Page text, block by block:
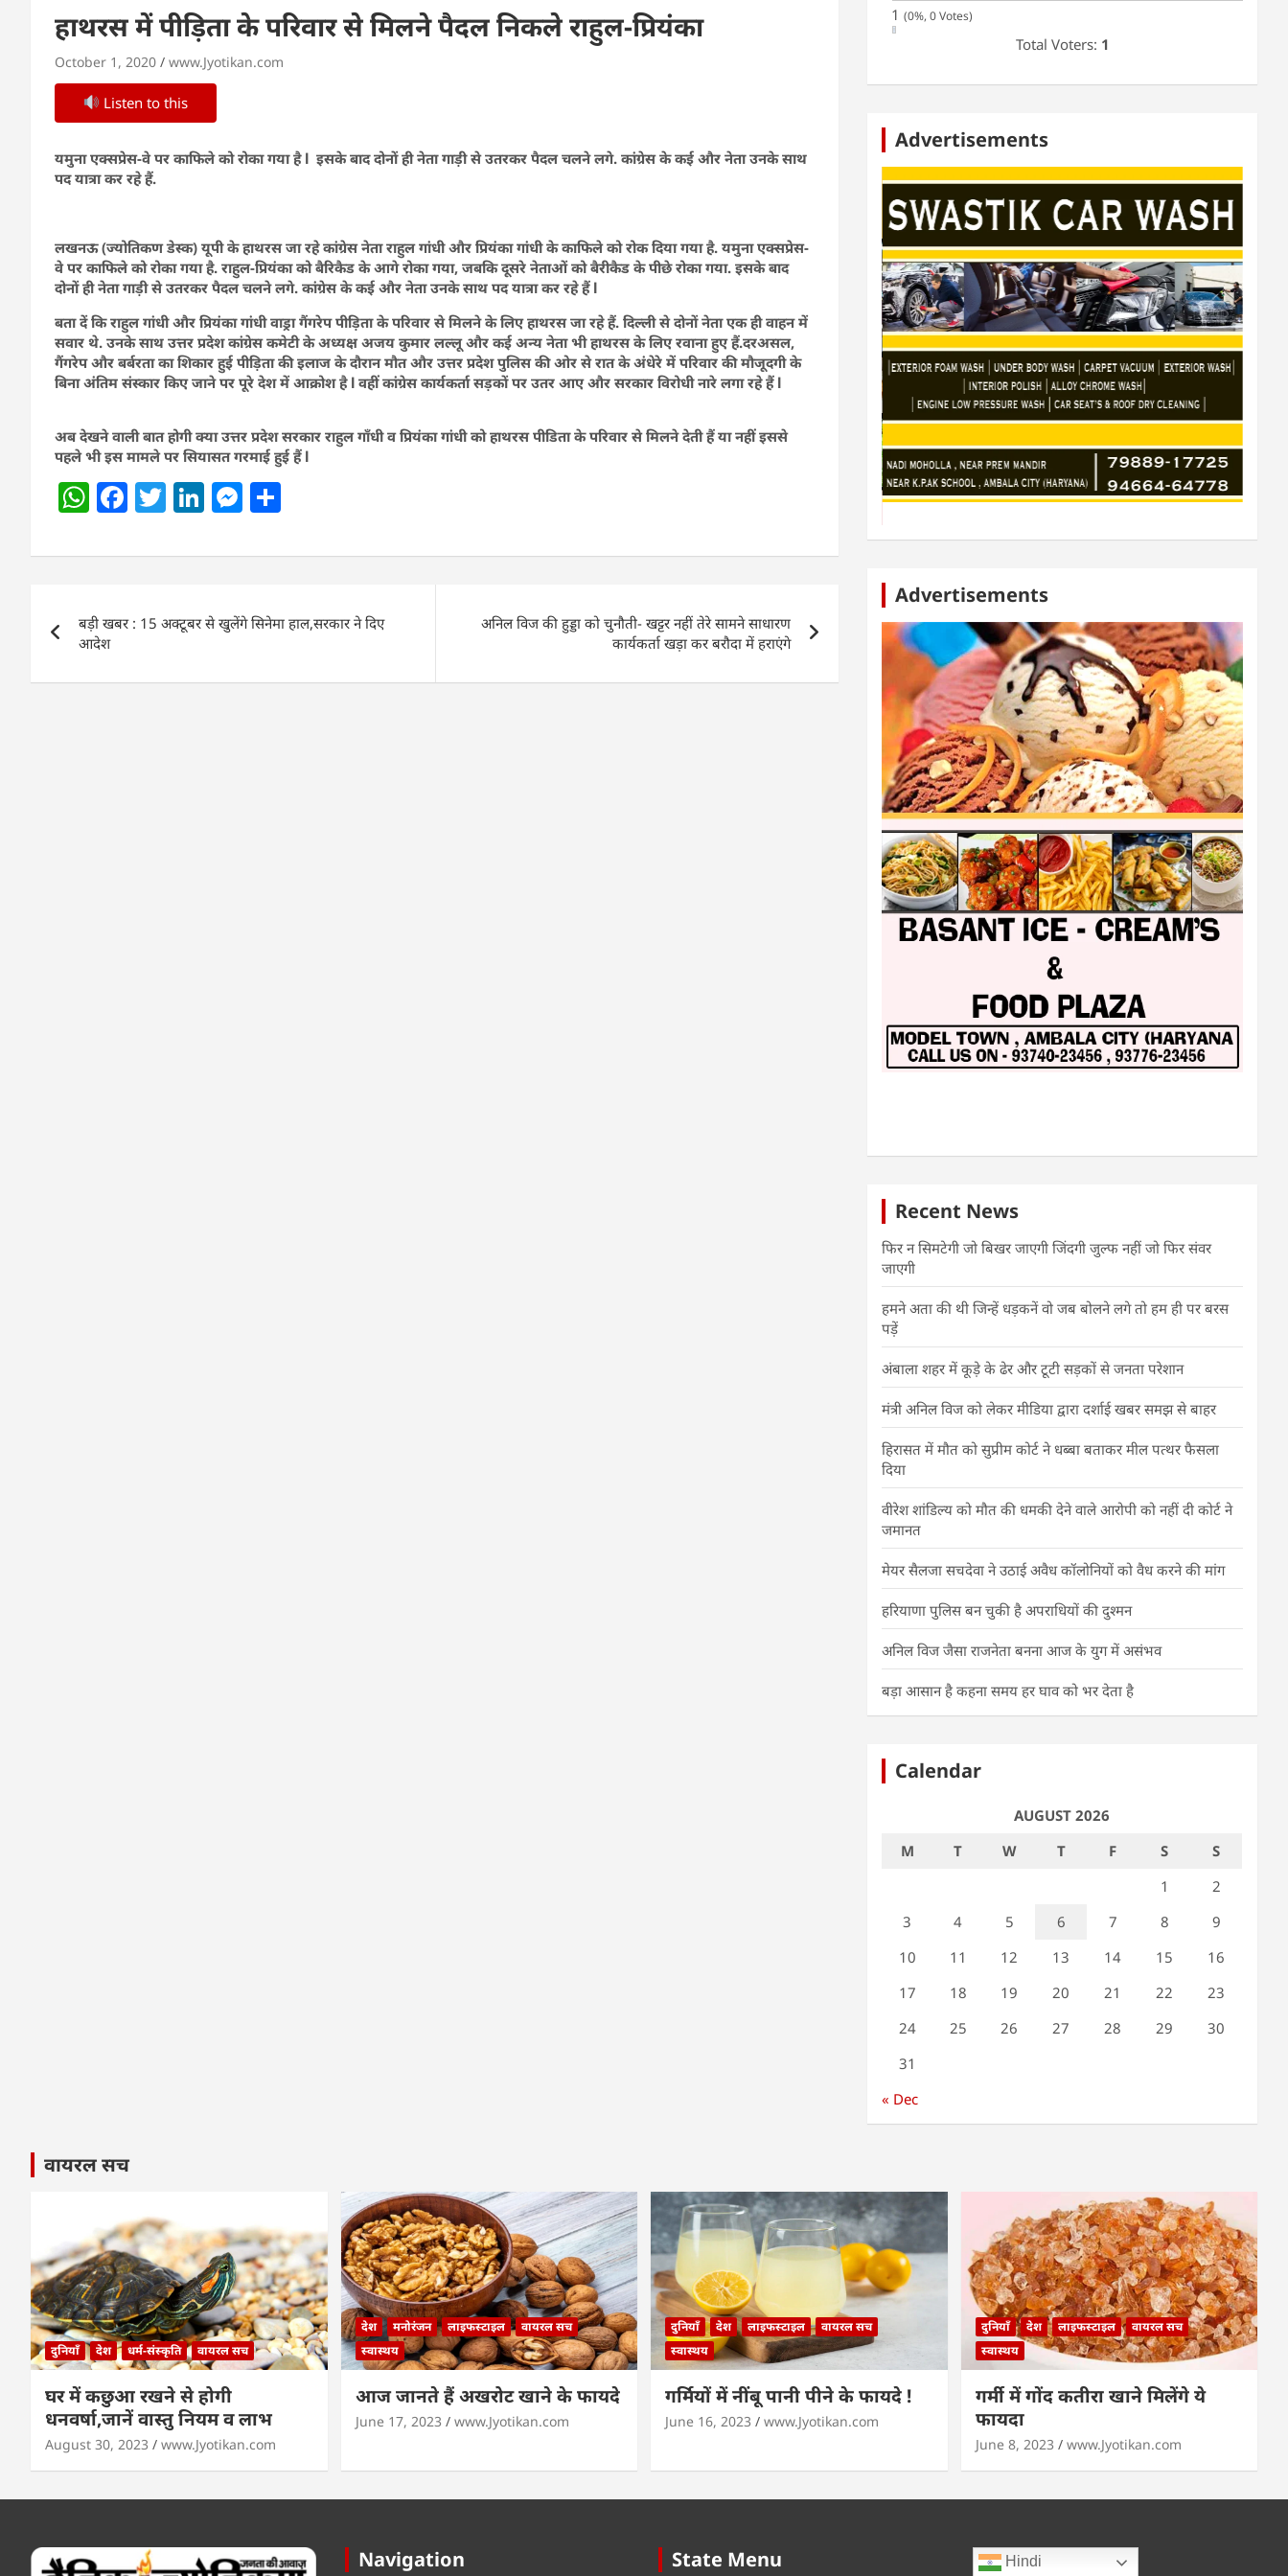
हाथरस में पीड़िता के परिवार से मिलने पैदल निकले राहुल-प्रियंका
October 1, 2020 www.Jyotikan.com
Listen to this
यमुना एक्सप्रेस-वे पर काफिले को रोका गया है l इसके बाद दोनों ही नेता गाड़ी से उतरकर पैदल चलने लगे. कांग्रेस के कई और नेता उनके साथ
पद यात्रा कर रहे हैं.
लखनऊ (ज्योतिकण डेस्क) यूपी के हाथरस जा रहे कांग्रेस नेता राहुल गांधी और प्रियंका गांधी के काफिले को रोक दिया गया है. यमुना एक्सप्रेस-
वे पर काफिले को रोका गया है. राहुल-प्रियंका को बैरिकैड के आगे रोका गया, जबकि दूसरे नेताओं को बैरीकैड के पीछे रोका गया. इसके बाद
दोनों ही नेता गाड़ी से उतरकर पैदल चलने लगे. कांग्रेस के कई और नेता उनके साथ पद यात्रा कर रहे हैं l
बता दें कि राहुल गांधी और प्रियंका गांधी वाड्रा गैंगरेप पीड़िता के परिवार से मिलने के लिए हाथरस जा रहे हैं. दिल्ली से दोनों नेता एक ही वाहन में
सवार थे. उनके साथ उत्तर प्रदेश कांग्रेस कमेटी के अध्यक्ष अजय कुमार लल्लू और कई अन्य नेता भी हाथरस के लिए रवाना हुए हैं.दरअसल,
गैंगरेप और बर्बरता का शिकार हुई पीड़िता की इलाज के दौरान मौत और उत्तर प्रदेश पुलिस की ओर से रात के अंधेरे में परिवार की मौजूदगी के
बिना अंतिम संस्कार किए जाने पर पूरे देश में आक्रोश है l वहीं कांग्रेस कार्यकर्ता सड़कों पर उतर आए और सरकार विरोधी नारे लगा रहे हैं l
अब देखने वाली बात होगी क्या उत्तर प्रदेश सरकार राहुल गाँधी व प्रियंका गांधी को हाथरस पीडिता के परिवार से मिलने देती हैं या नहीं इससे
पहले भी इस मामले पर सियासत गरमाई हुई हैं l
W
at
A
p
p
F
c
b
o
T
itt
Li
k
dI
M
ss
n
er
ar
navigation
बड़ी खबर : 15 अक्टूबर से खुलेंगे सिनेमा हाल,सरकार ने दिए
आदेश
अनिल विज की हुड्डा को चुनौती- खट्टर नहीं तेरे सामने साधारण
कार्यकर्ता खड़ा कर बरौदा में हराएंगे
1(0%, 0 Votes)
Total Voters: 1
Advertisements
Advertisements
Recent News
फिर न सिमटेगी जो बिखर जाएगी जिंदगी जुल्फ नहीं जो फिर संवर
जाएगी
हमने अता की थी जिन्हें धड़कनें वो जब बोलने लगे तो हम ही पर बरस
पड़ें
अंबाला शहर में कूड़े के ढेर और टूटी सड़कों से जनता परेशान
मंत्री अनिल विज को लेकर मीडिया द्वारा दर्शाई खबर समझ से बाहर
हिरासत में मौत को सुप्रीम कोर्ट ने धब्बा बताकर मील पत्थर फैसला
दिया
वीरेश शांडिल्य को मौत की धमकी देने वाले आरोपी को नहीं दी कोर्ट ने
जमानत
मेयर सैलजा सचदेवा ने उठाई अवैध कॉलोनियों को वैध करने की मांग
हरियाणा पुलिस बन चुकी है अपराधियों की दुश्मन
अनिल विज जैसा राजनेता बनना आज के युग में असंभव
बड़ा आसान है कहना समय हर घाव को भर देता है
Calendar
AUGUST 2026
M
T W T F S
S
1
2
3
4 5 6 7 8
9
10
11 12 13 14 15
16
17
18 19 20 21 22
23
24
25 26 27 28 29
30
31
« Dec
वायरल सच
दुनियाँ देश धर्म-संस्कृति वायरल सच
घर में कछुआ रखने से होगी
धनवर्षा,जानें वास्तु नियम व लाभ
August 30, 2023 www.Jyotikan.com
देश मनोरंजन लाइफस्टाइल
वायरल सच
स्वास्थय
आज जानते हैं अखरोट खाने के फायदे
June 17, 2023 www.Jyotikan.com
दुनियाँ देश लाइफस्टाइल
वायरल सच
स्वास्थय
गर्मियों में नींबू पानी पीने के फायदे !
June 16, 2023 www.Jyotikan.com
दुनियाँ देश लाइफस्टाइल
वायरल सच
स्वास्थय
गर्मी में गोंद कतीरा खाने मिलेंगे ये
फायदा
June 8, 2023 www.Jyotikan.com
Navigation State Menu Hindi